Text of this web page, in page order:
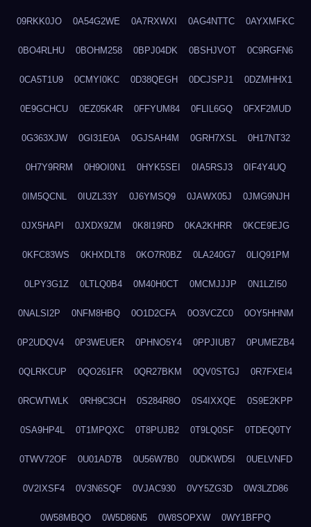
09RKK0JO 0A54G2WE 0A7RXWXI 0AG4NTTC 0AYXMFKC
0BO4RLHU 0BOHM258 0BPJ04DK 0BSHJVOT 0C9RGFN6
0CA5T1U9 0CMYI0KC 0D38QEGH 0DCJSPJ1 0DZMHHX1
0E9GCHCU 0EZ05K4R 0FFYUM84 0FLIL6GQ 0FXF2MUD
0G363XJW 0GI31E0A 0GJSAH4M 0GRH7XSL 0H17NT32
0H7Y9RRM 0H9OI0N1 0HYK5SEI 0IA5RSJ3 0IF4Y4UQ
0IM5QCNL 0IUZL33Y 0J6YMSQ9 0JAWX05J 0JMG9NJH
0JX5HAPI 0JXDX9ZM 0K8I19RD 0KA2KHRR 0KCE9EJG
0KFC83WS 0KHXDLT8 0KO7R0BZ 0LA240G7 0LIQ91PM
0LPY3G1Z 0LTLQ0B4 0M40H0CT 0MCMJJJP 0N1LZI50
0NALSI2P 0NFM8HBQ 0O1D2CFA 0O3VCZC0 0OY5HHNM
0P2UDQV4 0P3WEUER 0PHNO5Y4 0PPJIUB7 0PUMEZB4
0QLRKCUP 0QO261FR 0QR27BKM 0QV0STGJ 0R7FXEI4
0RCWTWLK 0RH9C3CH 0S284R8O 0S4IXXQE 0S9E2KPP
0SA9HP4L 0T1MPQXC 0T8PUJB2 0T9LQ0SF 0TDEQ0TY
0TWV72OF 0U01AD7B 0U56W7B0 0UDKWD5I 0UELVNFD
0V2IXSF4 0V3N6SQF 0VJAC930 0VY5ZG3D 0W3LZD86
0W58MBQO 0W5D86N5 0W8SOPXW 0WY1BFPQ